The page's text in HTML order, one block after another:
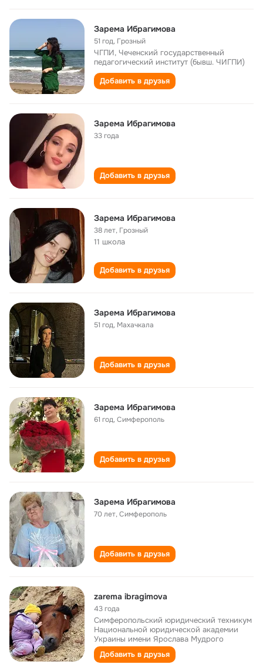
Зарема Ибрагимова
51 год, Грозный
ЧГПИ, Чеченский государственный
педагогический институт (бывш. ЧИГПИ)
Добавить в друзья
Зарема Ибрагимова
33 года
Добавить в друзья
Зарема Ибрагимова
38 лет, Грозный
11 школа
Добавить в друзья
Зарема Ибрагимова
51 год, Махачкала
Добавить в друзья
Зарема Ибрагимова
61 год,Симферополь
Добавить в друзья
Зарема Ибрагимова
70 лет,Симферополь
Добавить в друзья
zarema ibragimova
43 года
Симферопольский юридический техникум
Национальной юридической академии
Украины имени Ярослава Мудрого
Добавить в друзья